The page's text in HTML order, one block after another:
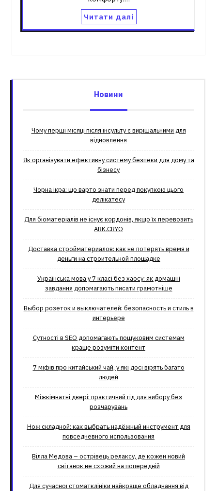
Читати далі
Новини
Чому перші місяці після інсульту є вирішальними для
відновлення
Як організувати ефективну систему безпеки для дому та
бізнесу
Чорна ікра: що варто знати перед покупкою цього
делікатесу
Для біоматеріалів не існує кордонів, якщо їх перевозить
ARK.CRYO
Доставка стройматериалов: как не потерять время и
деньги на строительной площадке
Українська мова у 7 класі без хаосу: як домашні
завдання допомагають писати грамотніше
Выбор розеток и выключателей: безопасность и стиль в
интерьере
Сутності в SEO допомагають пошуковим системам
краще розуміти контент
7 міфів про китайський чай, у які досі вірять багато
людей
Міжкімнатні двері: практичний гід для вибору без
розчарувань
Нож складной: как выбрать надёжный инструмент для
повседневного использования
Вілла Медова – острівець релаксу, де кожен новий
світанок не схожий на попередній
Для сучасної стоматклініки найкраще обладнання від